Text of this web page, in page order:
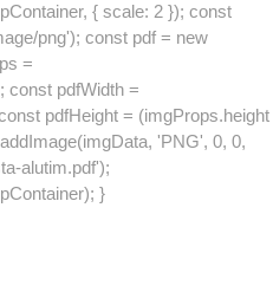
{ scale: 2 }); const
png'); const pdf = new
=
const pdfWidth =
pdfHeight = (imgProps.height
'PNG', 0, 0,
alutim.pdf');
}